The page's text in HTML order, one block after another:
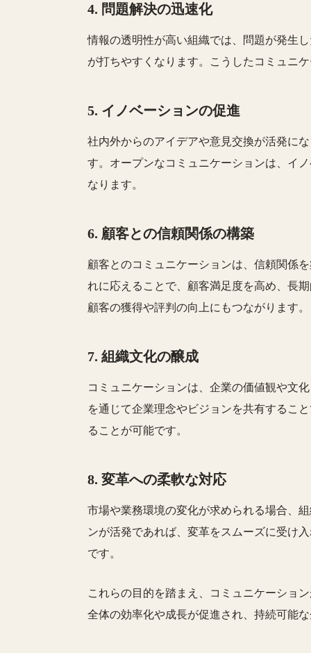
4. 問題解決の迅速化
情報の透明性が高い組織では、問題が発生
が打ちやすくなります。こうしたコミュニ
5. イノベーションの促進
社内外からのアイデアや意見交換が活発に
す。オープンなコミュニケーションは、イ
なります。
6. 顧客との信頼関係の構築
顧客とのコミュニケーションは、信頼関係
れに応えることで、顧客満足度を高め、長
顧客の獲得や評判の向上にもつながります。
7. 組織文化の醸成
コミュニケーションは、企業の価値観や文
を通じて企業理念やビジョンを共有するこ
ることが可能です。
8. 変革への柔軟な対応
市場や業務環境の変化が求められる場合、
ンが活発であれば、変革をスムーズに受け
です。
これらの目的を踏まえ、コミュニケーショ
全体の効率化や成長が促進され、持続可能